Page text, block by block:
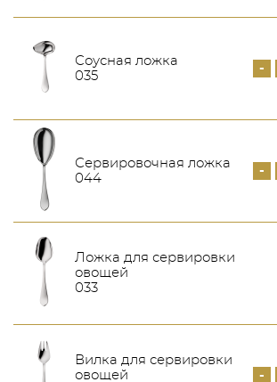
Соусная ложка
035
-
Сервировочная ложка
044
-
Ложка для сервировки
овощей
033
Вилка для сервировки
овощей
-